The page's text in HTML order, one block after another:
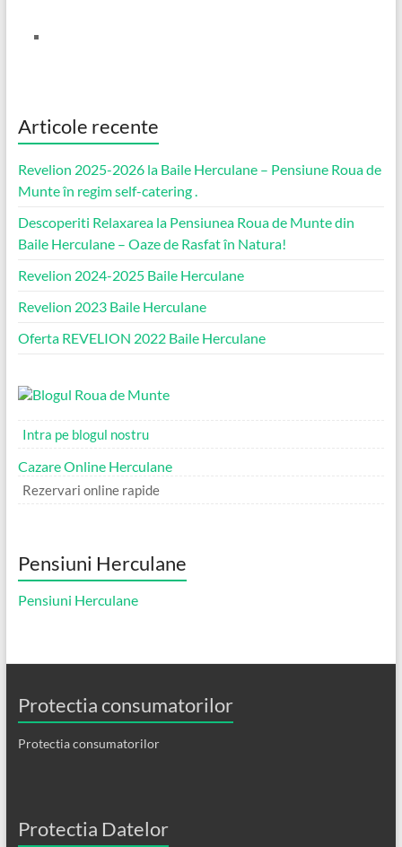
Articole recente
Revelion 2025-2026 la Baile Herculane – Pensiune Roua de
Munte în regim self-catering .
Descoperiti Relaxarea la Pensiunea Roua de Munte din
Baile Herculane – Oaze de Rasfat în Natura!
Revelion 2024-2025 Baile Herculane
Revelion 2023 Baile Herculane
Oferta REVELION 2022 Baile Herculane
Intra pe blogul nostru
Cazare Online Herculane
Rezervari online rapide
Pensiuni Herculane
Pensiuni Herculane
Protectia consumatorilor
Protectia consumatorilor
Protectia Datelor